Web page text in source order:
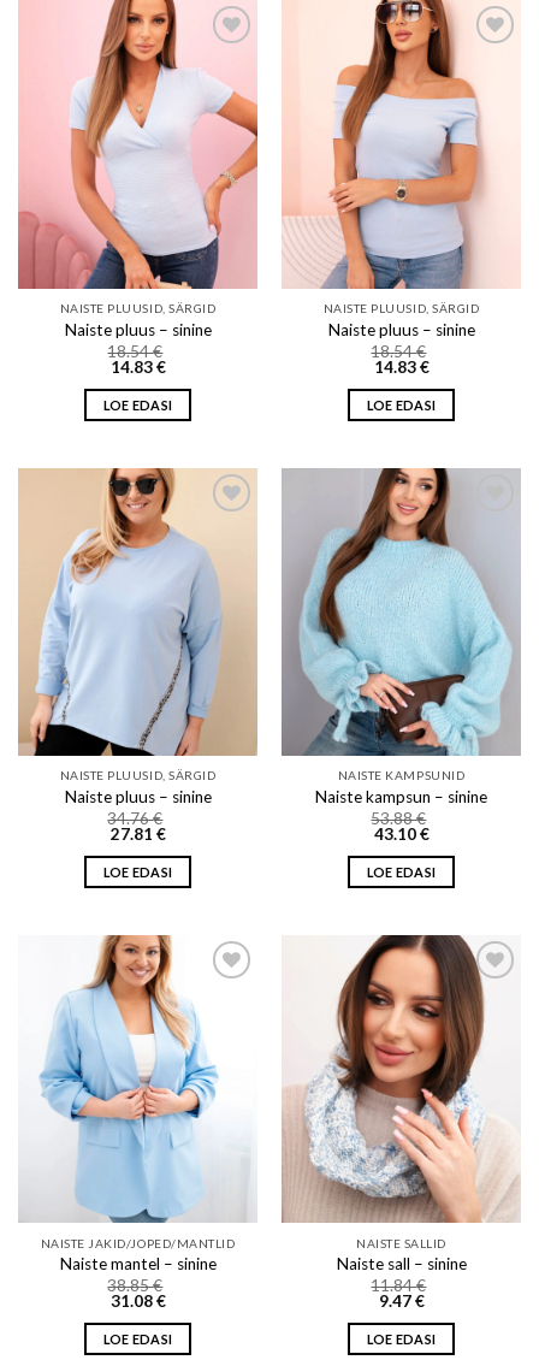
Add to wishlist
NAISTE PLUUSID, SÄRGID
Naiste pluus – sinine
18.54€
14.83€
LOE EDASI
Add to wishlist
NAISTE PLUUSID, SÄRGID
Naiste pluus – sinine
18.54€
14.83€
LOE EDASI
Add to wishlist
NAISTE PLUUSID, SÄRGID
Naiste pluus – sinine
34.76€
27.81 €
LOE EDASI
Add to wishlist
NAISTE KAMPSUNID
Naiste kampsun – sinine
53.88€
43.10€
LOE EDASI
Add to wishlist
NAISTE JAKID/JOPED/MANTLID
Naiste mantel – sinine
38.85€
31.08€
LOE EDASI
Add to wishlist
NAISTE SALLID
Naiste sall – sinine
11.84€
9.47€
LOE EDASI